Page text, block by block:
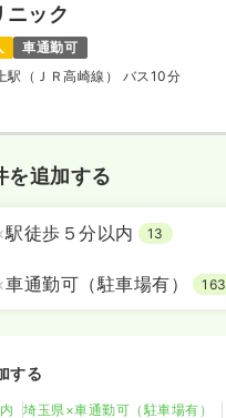
ニック
車通勤可
駅（ＪＲ高崎線） バス10分
を追加する
駅徒歩５分以内 13
車通勤可（駐車場有） 163
する
埼玉県×車通勤可（駐車場有）